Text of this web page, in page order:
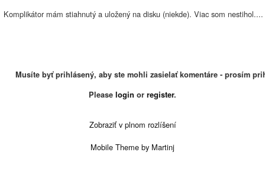
Komplikátor mám stiahnutý a uložený na disku (niekde). Viac som nestihol....
Musíte byť prihlásený, aby ste mohli zasielať komentáre - prosím
Please login or register.
Zobraziť v plnom rozlíšení
Mobile Theme by Martinj